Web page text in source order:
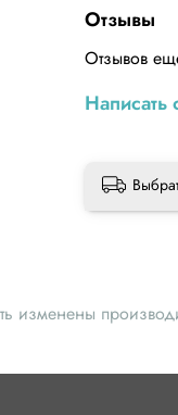
Отзывы
Отзывов
Написать
изменены